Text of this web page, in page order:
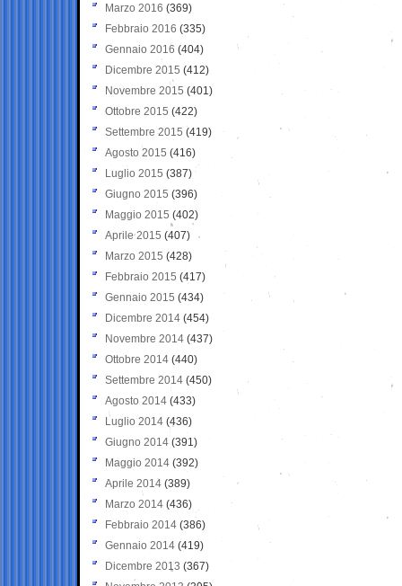
Marzo 2016 (369)
Febbraio 2016 (335)
Gennaio 2016 (404)
Dicembre 2015 (412)
Novembre 2015 (401)
Ottobre 2015 (422)
Settembre 2015 (419)
Agosto 2015 (416)
Luglio 2015 (387)
Giugno 2015 (396)
Maggio 2015 (402)
Aprile 2015 (407)
Marzo 2015 (428)
Febbraio 2015 (417)
Gennaio 2015 (434)
Dicembre 2014 (454)
Novembre 2014 (437)
Ottobre 2014 (440)
Settembre 2014 (450)
Agosto 2014 (433)
Luglio 2014 (436)
Giugno 2014 (391)
Maggio 2014 (392)
Aprile 2014 (389)
Marzo 2014 (436)
Febbraio 2014 (386)
Gennaio 2014 (419)
Dicembre 2013 (367)